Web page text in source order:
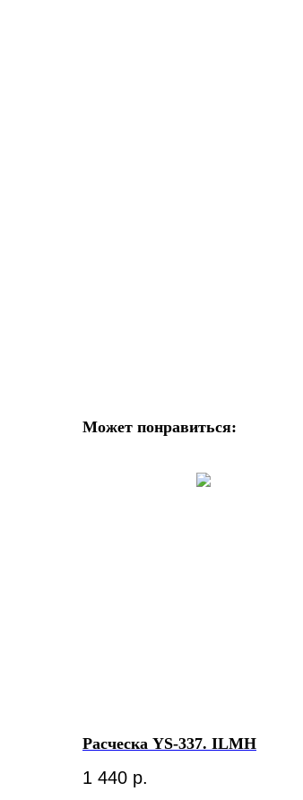
Может понравиться:
Расческа YS-337. ILMH
1 440 р.